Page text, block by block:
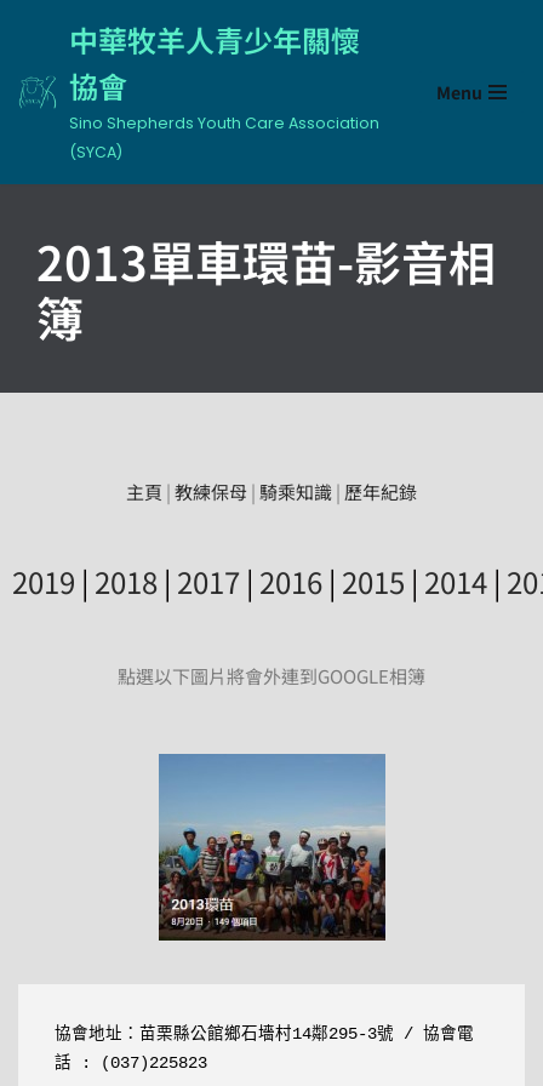
to
content
中華牧羊人青少年關懷
協會
Sino Shepherds Youth Care Association
(SYCA)
Menu
2013單車環苗-影音相
簿
主頁 |教練保母| 騎乘知識| 歷年紀錄
2019 | 2018 | 2017 | 2016 | 2015 | 2014 |
點選以下圖片將會外連到GOOGLE相簿
協會地址： 苗栗縣公館鄉石墻村14鄰295-3號 / 協會電
話 : (037)225823